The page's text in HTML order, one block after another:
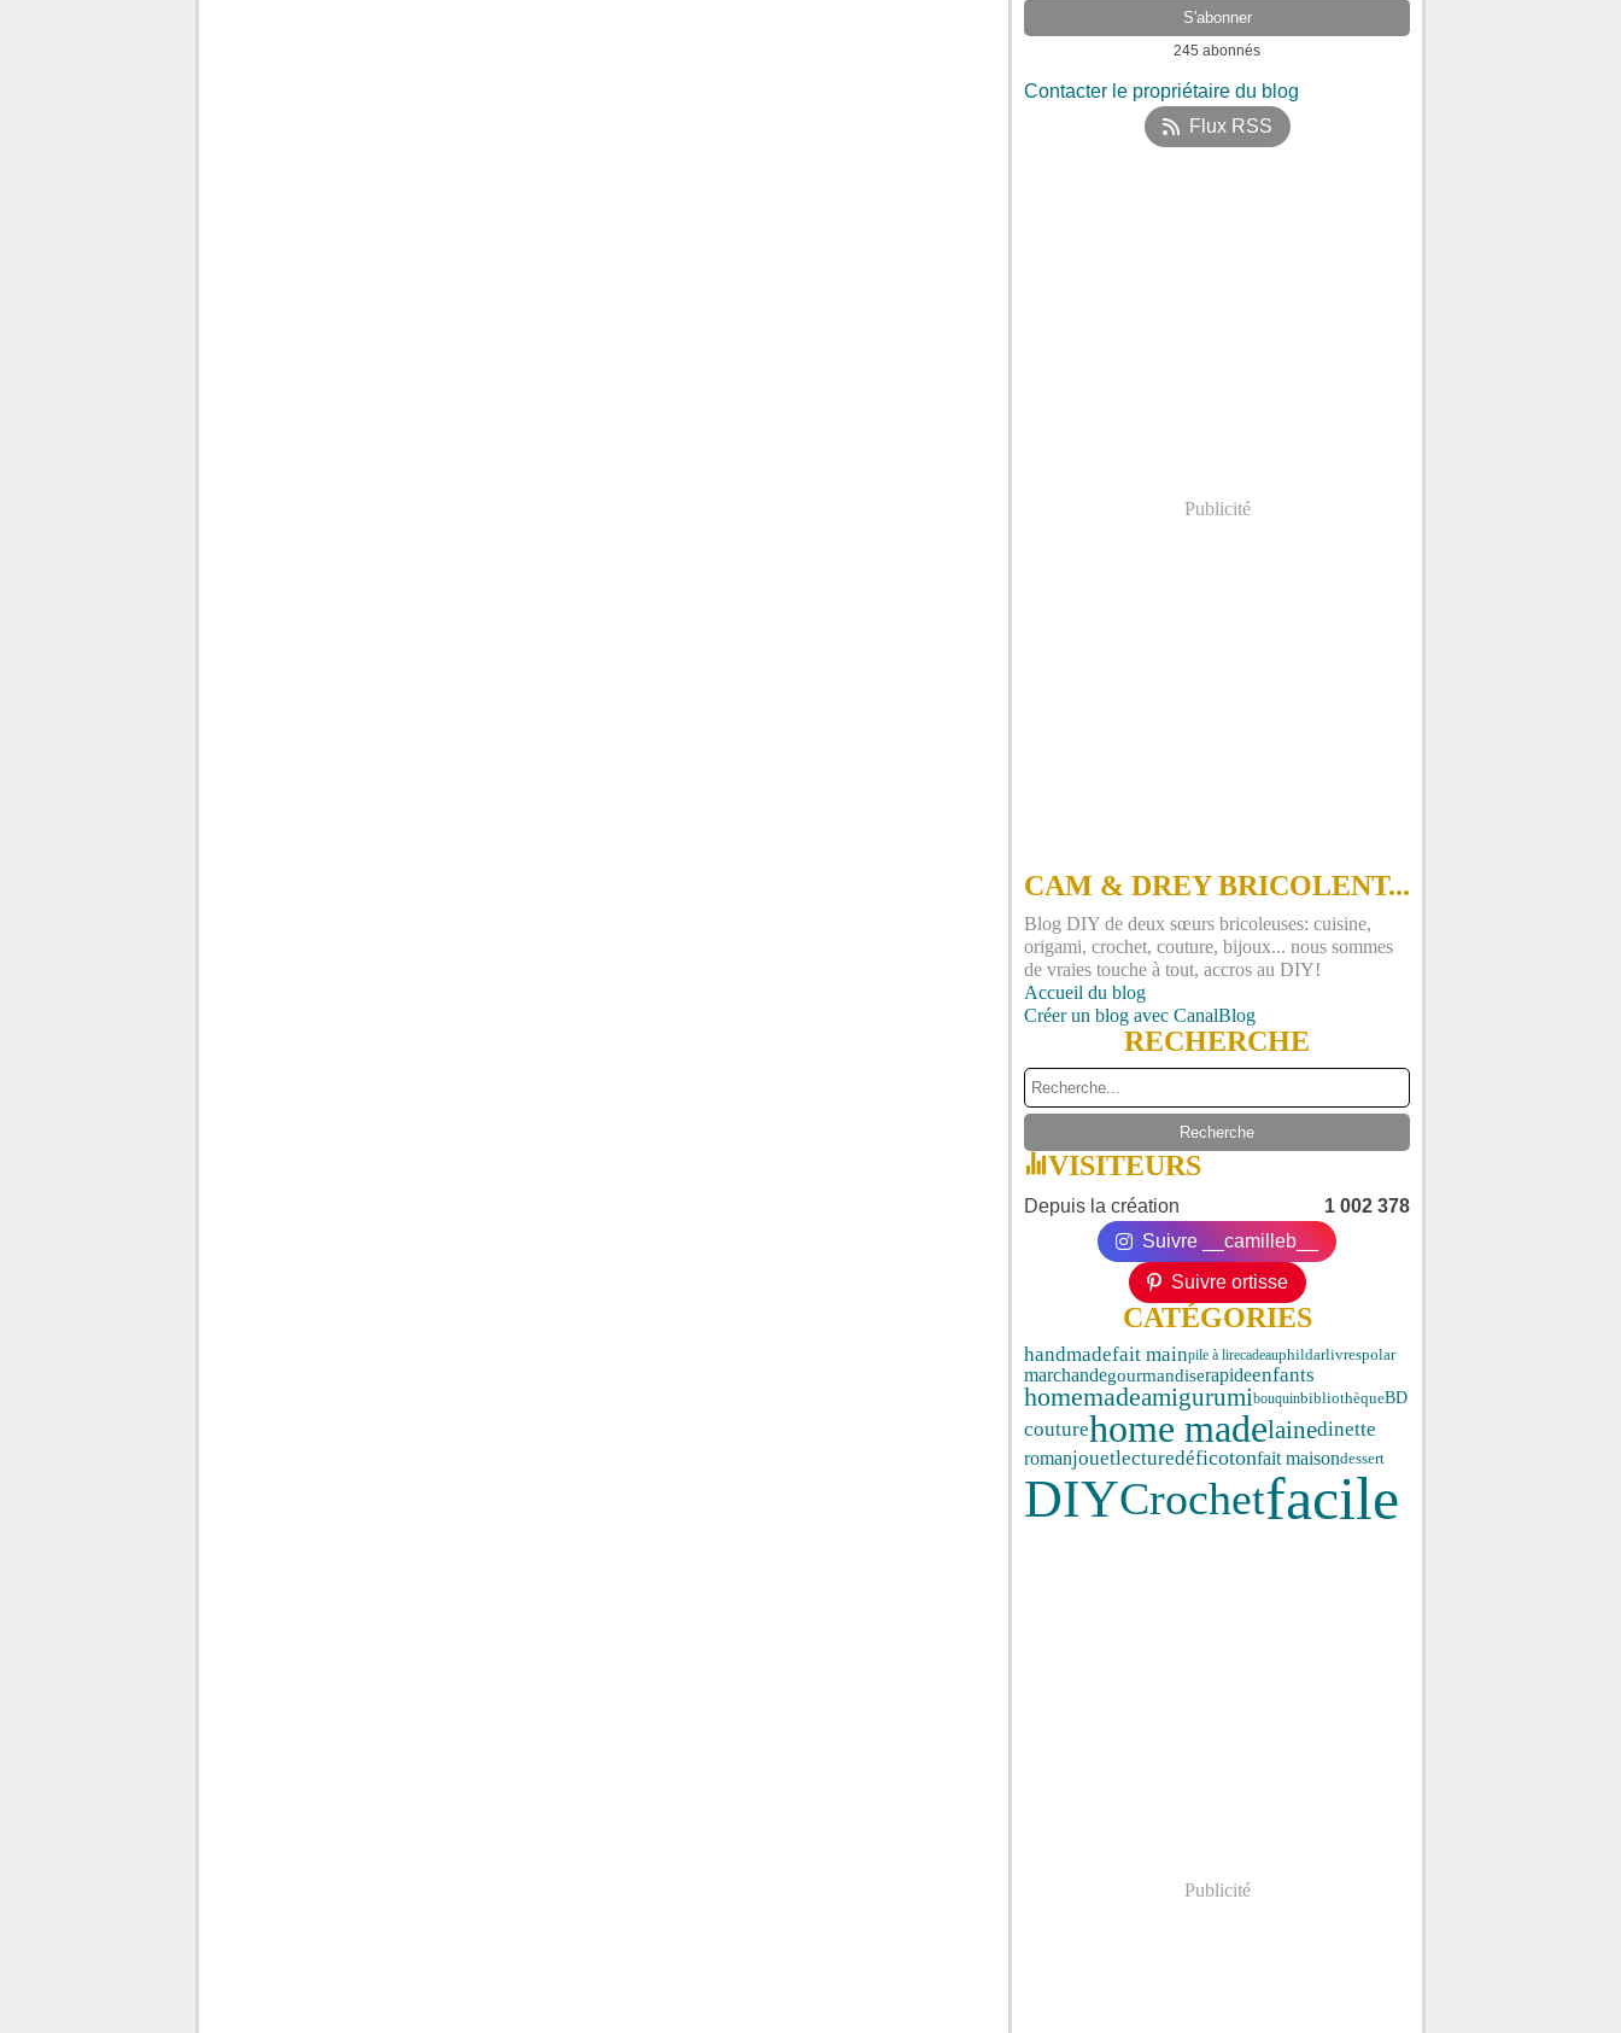
245 abonnés
Contacter le propriétaire du blog
Flux RSS
Publicité
CAM & DREY BRICOLENT...
Blog DIY de deux sœurs bricoleuses: cuisine,
origami, crochet, couture, bijoux... nous sommes
de vraies touche à tout, accros au DIY!
Accueil du blog
Créer un blog avec CanalBlog
RECHERCHE
VISITEURS
Depuis la création
1 002 378
Suivre __camilleb__
Suivre ortisse
CATÉGORIES
handmadefait mainpile à lirecadeauphildarlivrespolar
marchandegourmandiserapideenfants
homemadeamigurumibouquinbibliothèqueBD
couturehome madelainedinette
romanjouetlecturedéficotonfait maisondessert
DIYCrochetfacile
Publicité